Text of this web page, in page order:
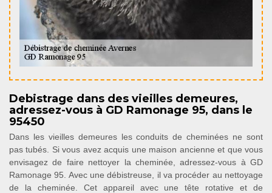
Debistrage dans des vieilles demeures,
adressez-vous à GD Ramonage 95, dans le
95450
Dans les vieilles demeures les conduits de cheminées ne sont
pas tubés. Si vous avez acquis une maison ancienne et que vous
envisagez de faire nettoyer la cheminée, adressez-vous à GD
Ramonage 95. Avec une débistreuse, il va procéder au nettoyage
de la cheminée. Cet appareil avec une tête rotative et de